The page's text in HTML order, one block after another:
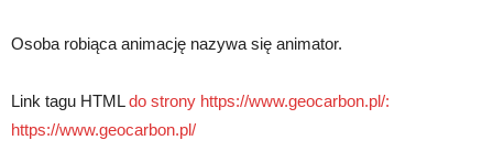
Osoba robiąca animację nazywa się animator.
Link tagu HTMLdo strony https://www.geocarbon.pl/:
https://www.geocarbon.pl/